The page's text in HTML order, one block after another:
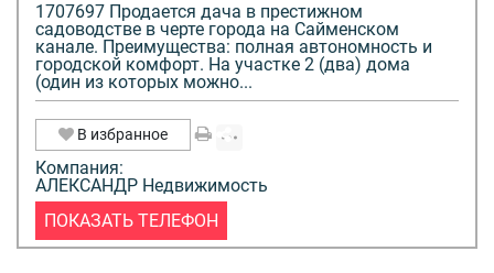
1707697 Продается дача в престижном
садоводстве в черте города на Сайменском
канале. Преимущества: полная автономность и
городской комфорт. На участке 2 (два) дома
(один из которых можно...
В избранное
Компания:
АЛЕКСАНДР Недвижимость
ПОКАЗАТЬ ТЕЛЕФОН